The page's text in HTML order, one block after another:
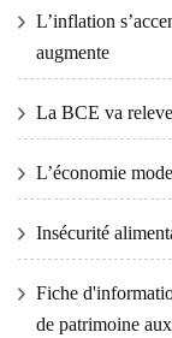
L’inflation
augmente
La BCE va
L’économie
Insécurité
Fiche
de patrimoine